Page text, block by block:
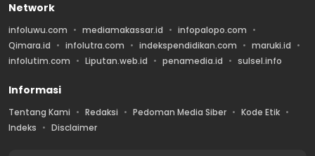
Network
infoluwu.com mediamakassar.id
infopalopo.com
Qimara.id
infolutra.com indekspendidikan.com
maruki.id
infolutim.com
Liputan.web.id penamedia.id sulsel.info
Informasi
Tentang Kami Redaksi Pedoman Media Siber
Kode Etik
Indeks
Disclaimer